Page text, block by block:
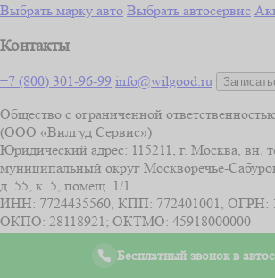
Выбрать марку авто Выбрать автосервис
Контакты
+7 (800) 301-96-99 info@wilgood.ru
Общество с ограниченной
(ООО «Вилгуд Сервис»)
Юридический адрес: 115211, г. Москва, вн.
муниципальный округ Москворечье-
д. 55, к. 5, помещ. 1/1.
ИНН: 7724435560, КПП: 772401001, ОГРН:
ОКПО: 28118921; ОКТМО: 45918000000
© 2026 CAR SERVICE. Все права
Бесплатный звонок в